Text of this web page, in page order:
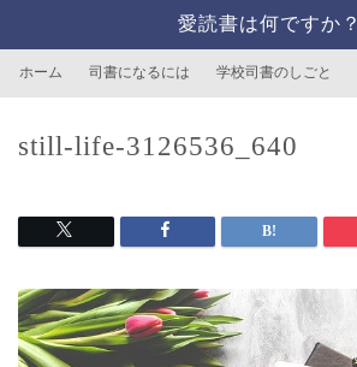
愛読書は何ですか？
ホーム 司書になるには 学校司書のしごと
still-life-3126536_640